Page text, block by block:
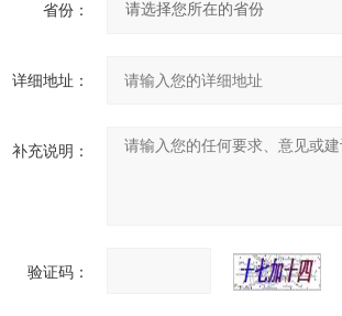
省份：
详细地址：
补充说明：
验证码：